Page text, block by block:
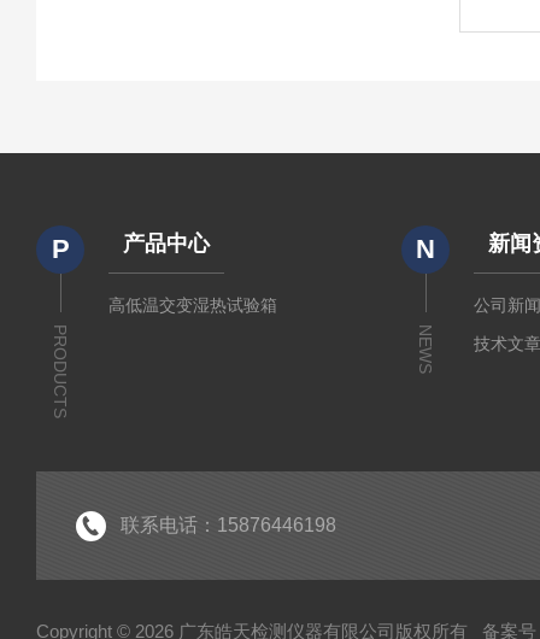
P
PRODUCTS
产品中心
高低温交变湿热试验箱
N
NEWS
新闻
公司新
技术文
联系电话：15876446198
Copyright © 2026 广东皓天检测仪器有限公司版权所有 备案号